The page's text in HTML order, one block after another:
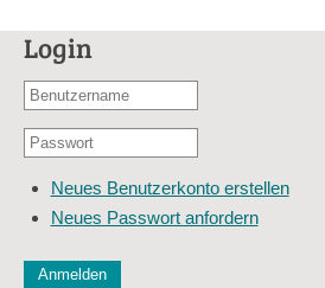
Login
Benutzername
E-
Adresse
Passwort
Neues Benutzerkonto erstellen
Neues Passwort anfordern